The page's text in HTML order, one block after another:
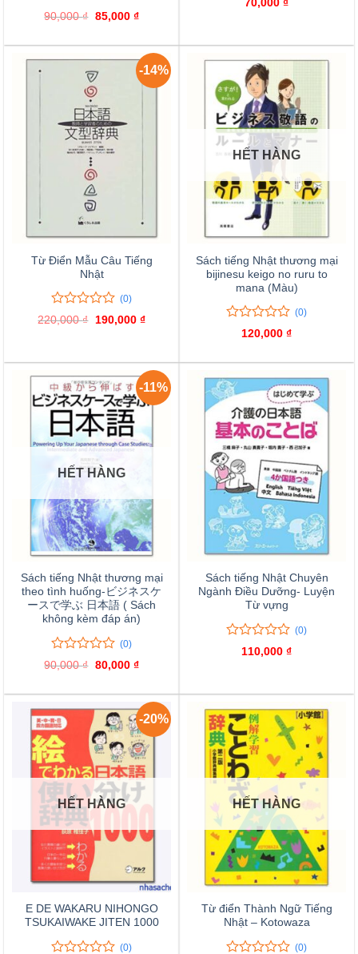
0
trên
0
giá
90,000₫ Giá
90,000 ₫.
85,000 ₫Giá
là:
85,000 ₫.
70,000 ₫
-14%
Từ Điển Mẫu Câu Tiếng
Nhật
0
trên
0
(0)
220,000₫ Giá
190,000 ₫Giá
190,000 ₫.
HẾT HÀNG
Sách tiếng Nhật thương mại
bijinesu keigo no ruru to
mana (Màu)
giá
(0)
120,000 ₫
-11%
HẾT HÀNG
Sách tiếng Nhật thương mại
theo tình huống-ビジネスケ
ースで学ぶ 日本語 ( Sách
không kèm đáp án)
0
trên
0
giá
(0)
90,000₫ Giá
90,000 ₫.
80,000 ₫Giá
là:
80,000 ₫.
Sách tiếng Nhật Chuyên
Ngành Điều Dưỡng- Luyện
Từ vựng
giá
(0)
110,000 ₫
-20%
HẾT HÀNG
E DE WAKARU NIHONGO
TSUKAIWAKE JITEN 1000
(0)
HẾT HÀNG
Từ điển Thành Ngữ Tiếng
Nhật – Kotowaza
(0)